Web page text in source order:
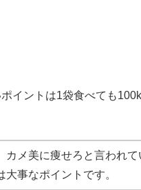
イントは1袋食べても
カメ美に痩せろと言われ
大事なポイントです。